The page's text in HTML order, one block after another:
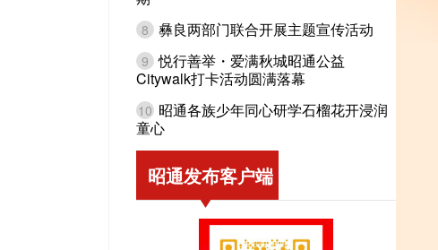
8 彝良两部门联合开展主题宣传活动
9 悦行善举・爱满秋城昭通公益
Citywalk打卡活动圆满落幕
10 昭通各族少年同心研学石榴花开浸润
童心
昭通发布客户端